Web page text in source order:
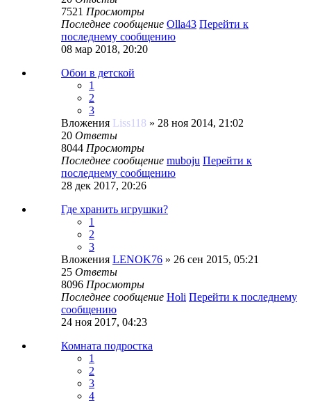
7521 Просмотры
Последнее сообщение Olla43 Перейти к
последнему сообщению
08 мар 2018, 20:20
Обои в детской
1
2
3
Вложения Liss118 » 28 ноя 2014, 21:02
20 Ответы
8044 Просмотры
Последнее сообщение muboju Перейти к
последнему сообщению
28 дек 2017, 20:26
Где хранить игрушки?
1
2
3
Вложения LENOK76 » 26 сен 2015, 05:21
25 Ответы
8096 Просмотры
Последнее сообщение Holi Перейти к последнему
сообщению
24 ноя 2017, 04:23
Комната подростка
1
2
3
4